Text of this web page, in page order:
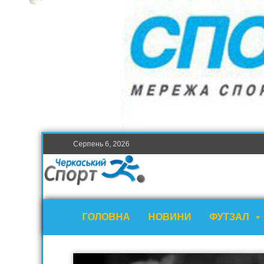
Серпень 6, 2026
ГОЛОВНА НОВИНИ ФУТЗАЛ